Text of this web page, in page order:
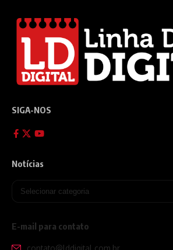
SIGA-NOS
Notícias
E-mail para contato
contato@lddigital.com.br